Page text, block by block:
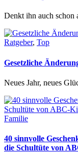
Denkt ihn auch schon
Ratgeber, Top
Gesetzliche
Neues Jahr, neues
Familie
40 sinnvolle
die Schultüte von